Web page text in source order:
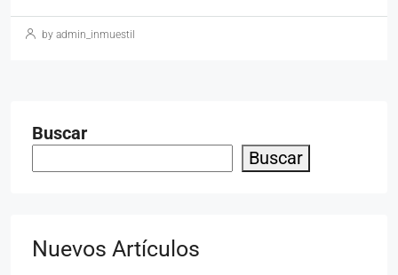
by admin_inmuestil
Buscar
Buscar
Nuevos Artículos